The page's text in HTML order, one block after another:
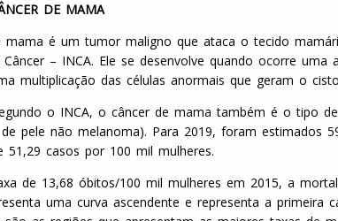
DE MAMA
mama é um tumor maligno que ataca o tecido
– INCA. Ele se desenvolve quando ocorre
multiplicação das células anormais que geram o
o INCA, o câncer de mama também é o tipo
pele não melanoma). Para 2019, foram estimados
51,29 casos por 100 mil mulheres.
de 13,68 óbitos/100 mil mulheres em 2015, a
uma curva ascendente e representa a primeira